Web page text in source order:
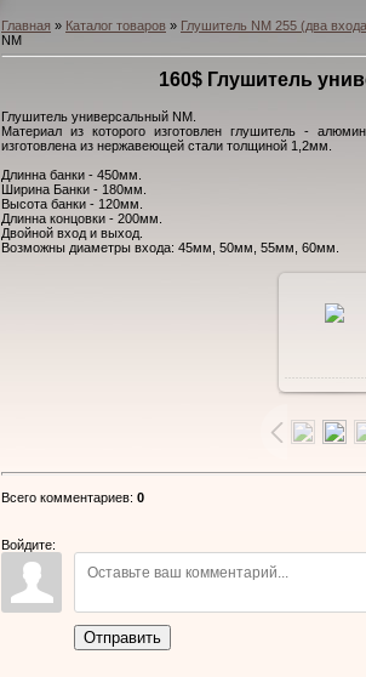
Главная » Каталог товаров » Глушитель NM 255 (два
NM
160$ Глушитель
Глушитель универсальный NM.
Материал из которого изготовлен глушитель -
изготовлена из нержавеющей стали толщиной 1,2мм.
Длинна банки - 450мм.
Ширина Банки - 180мм.
Высота банки - 120мм.
Длинна концовки - 200мм.
Двойной вход и выход.
Возможны диаметры входа: 45мм, 50мм, 55мм, 60мм.
размере
Всего комментариев: 0
Войдите:
Отправить